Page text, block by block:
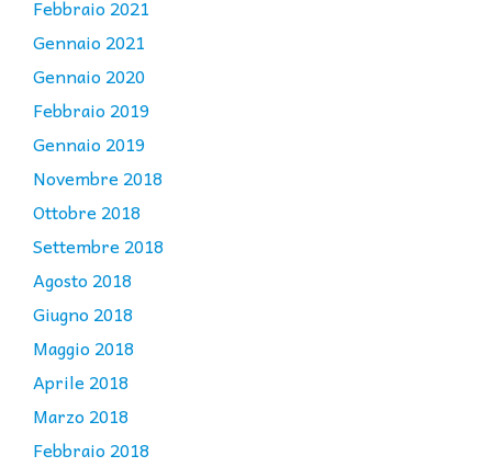
Febbraio 2021
Gennaio 2021
Gennaio 2020
Febbraio 2019
Gennaio 2019
Novembre 2018
Ottobre 2018
Settembre 2018
Agosto 2018
Giugno 2018
Maggio 2018
Aprile 2018
Marzo 2018
Febbraio 2018